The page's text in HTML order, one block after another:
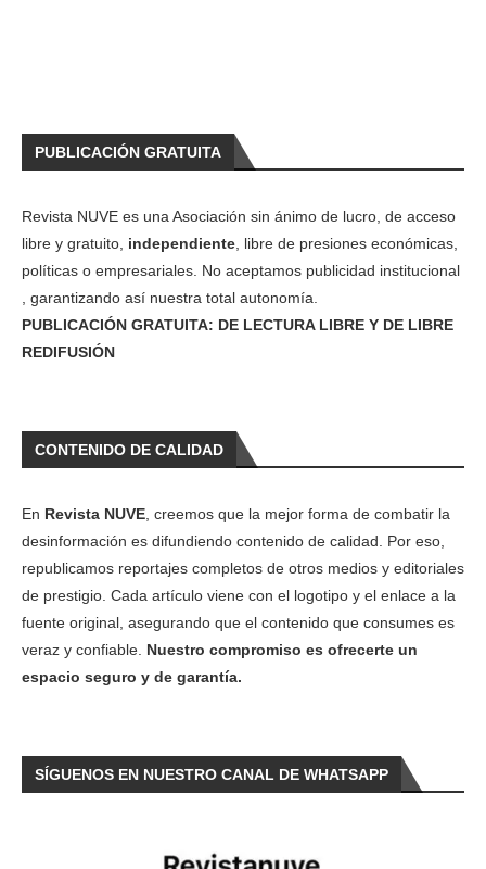
PUBLICACIÓN GRATUITA
Revista NUVE es una Asociación sin ánimo de lucro, de acceso
libre y gratuito, independiente, libre de presiones económicas,
políticas o empresariales. No aceptamos publicidad institucional
, garantizando así nuestra total autonomía.
PUBLICACIÓN GRATUITA: DE LECTURA LIBRE Y DE LIBRE
REDIFUSIÓN
CONTENIDO DE CALIDAD
En Revista NUVE, creemos que la mejor forma de combatir la
desinformación es difundiendo contenido de calidad. Por eso,
republicamos reportajes completos de otros medios y editoriales
de prestigio. Cada artículo viene con el logotipo y el enlace a la
fuente original, asegurando que el contenido que consumes es
veraz y confiable. Nuestro compromiso es ofrecerte un
espacio seguro y de garantía.
SÍGUENOS EN NUESTRO CANAL DE WHATSAPP